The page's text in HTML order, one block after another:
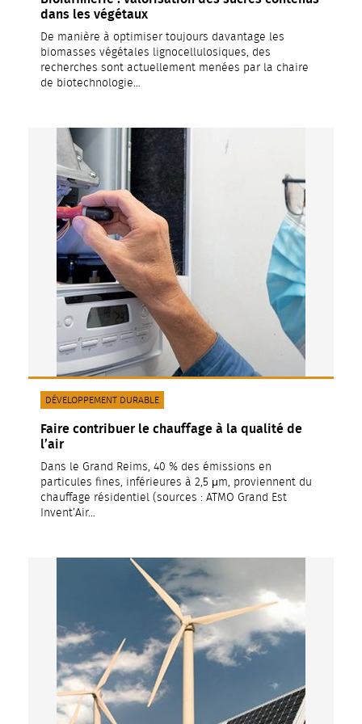
dans les végétaux
De manière à optimiser toujours davantage les
biomasses végétales lignocellulosiques, des
recherches sont actuellement menées par la chaire
de biotechnologie…
Faire contribuer le chauffage à la qualité de
l’air
Dans le Grand Reims, 40 % des émissions en
particules fines, inférieures à 2,5 μm, proviennent du
chauffage résidentiel (sources : ATMO Grand Est
Invent’Air…
CATÉGORIE(S) :
DÉVELOPPEMENT DURABLE